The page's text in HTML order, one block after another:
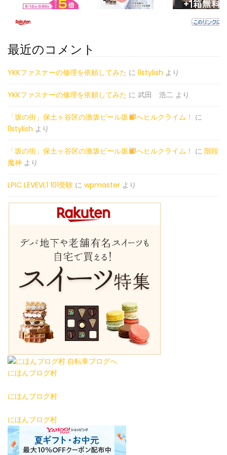
最近のコメント
YKKファスナーの修理を依頼してみた に l1stylish より
YKKファスナーの修理を依頼してみた に 武田 浩二 より
「坂の街」保土ヶ谷区の激坂ビール坂 へヒルクライム！ に
l1stylish より
「坂の街」保土ヶ谷区の激坂ビール坂 へヒルクライム！ に 階段
魔神 より
LPIC LEVEVL1 101受験 に wpmaster より
にほんブログ村
にほんブログ村
にほんブログ村